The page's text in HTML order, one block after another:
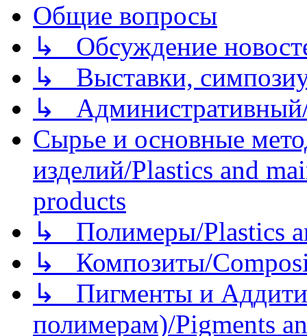
Общие вопросы
↳ Обсуждение
↳ Выставки,
↳
Сырье и основные
изделий/Plastics and
products
↳ Полимеры/Plastics
↳ Композиты/
↳ Пигменты и
полимерам)/Pigments